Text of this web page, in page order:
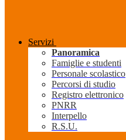
Servizi
Panoramica
Famiglie e studenti
Personale scolastico
Percorsi di studio
Registro elettronico
PNRR
Interpello
R.S.U.